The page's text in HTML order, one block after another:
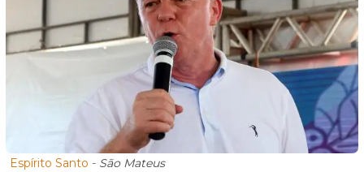
Espírito Santo - São Mateus